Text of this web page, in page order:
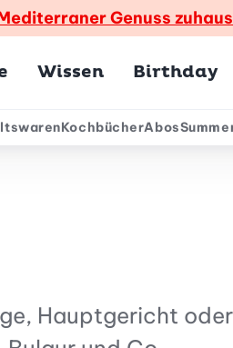
Genuss
Wissen Birthday
KochbücherAbos
Hauptgericht